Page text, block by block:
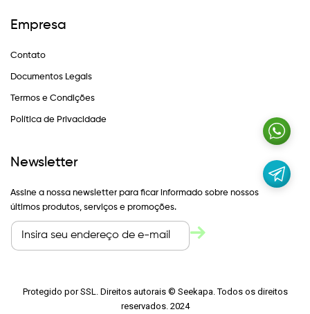
Empresa
Contato
Documentos Legais
Termos e Condições
Política de Privacidade
Newsletter
Assine a nossa newsletter para ficar informado sobre nossos
últimos produtos, serviços e promoções.
Protegido por SSL. Direitos autorais © Seekapa. Todos os direitos
reservados. 2024